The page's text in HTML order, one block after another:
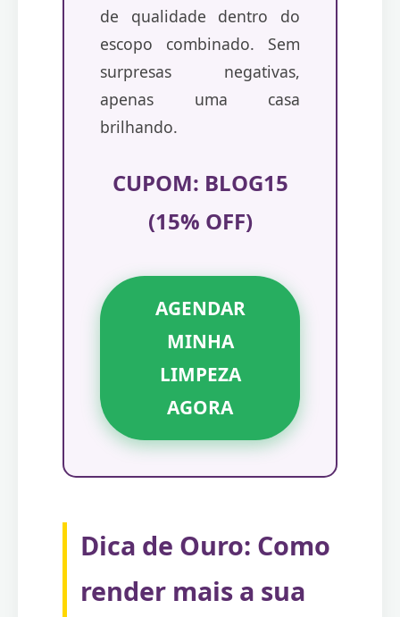
de qualidade dentro do
escopo combinado. Sem
surpresas negativas,
apenas uma casa
brilhando.
CUPOM: BLOG15
(15% OFF)
AGENDAR
MINHA
LIMPEZA
AGORA
Dica de Ouro: Como
render mais a sua